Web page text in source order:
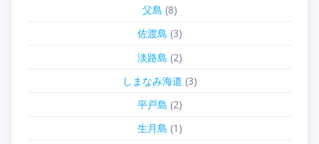
父島 (8)
佐渡島 (3)
淡路島 (2)
しまなみ海道 (3)
平戸島 (2)
生月島 (1)